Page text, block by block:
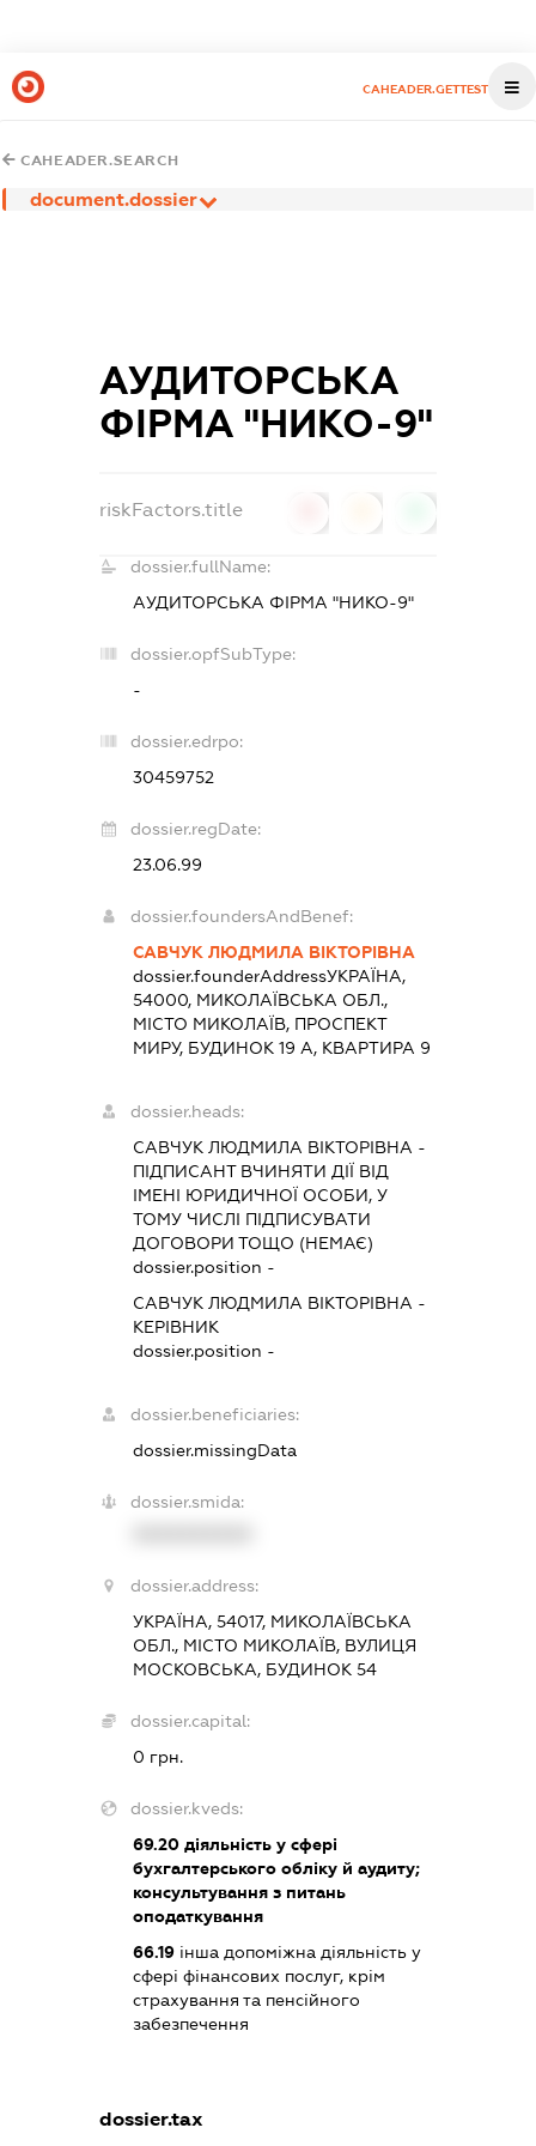
CAHEADER.GETTEST
CAHEADER.SEARCH
document.dossier
АУДИТОРСЬКА
ФІРМА "НИКО-9"
riskFactors.title
dossier.fullName:
АУДИТОРСЬКА ФІРМА "НИКО-9"
dossier.opfSubType:
-
dossier.edrpo:
30459752
dossier.regDate:
23.06.99
dossier.foundersAndBenef:
САВЧУК ЛЮДМИЛА ВІКТОРІВНА
dossier.founderAddressУКРАЇНА,
54000, МИКОЛАЇВСЬКА ОБЛ.,
МІСТО МИКОЛАЇВ, ПРОСПЕКТ
МИРУ, БУДИНОК 19 А, КВАРТИРА 9
dossier.heads:
САВЧУК ЛЮДМИЛА ВІКТОРІВНА -
ПІДПИСАНТВЧИНЯТИ ДІЇ ВІД
ІМЕНІ ЮРИДИЧНОЇ ОСОБИ, У
ТОМУ ЧИСЛІ ПІДПИСУВАТИ
ДОГОВОРИ ТОЩО (НЕМАЄ)
dossier.position -
САВЧУК ЛЮДМИЛА ВІКТОРІВНА -
КЕРІВНИК
dossier.position -
dossier.beneficiaries:
dossier.missingData
dossier.smida:
dossier.address:
УКРАЇНА, 54017, МИКОЛАЇВСЬКА
ОБЛ., МІСТО МИКОЛАЇВ, ВУЛИЦЯ
МОСКОВСЬКА, БУДИНОК 54
dossier.capital:
0 грн.
dossier.kveds:
69.20діяльність у сфері
бухгалтерського обліку й аудиту;
консультування з питань
оподаткування
66.19інша допоміжна діяльність у
сфері фінансових послуг, крім
страхування та пенсійного
забезпечення
dossier.tax